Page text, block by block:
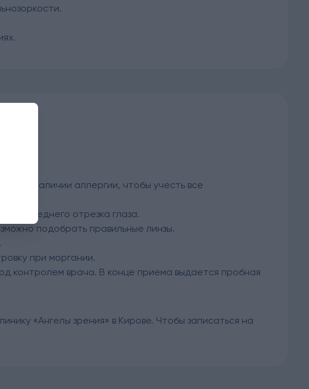
и наличии аллергии, чтобы учесть все
переднего отрезка глаза.
подобрать правильные линзы.
при моргании.
контролем врача. В конце приема выдается пробная
«Ангелы зрения» в Кирове. Чтобы записаться на